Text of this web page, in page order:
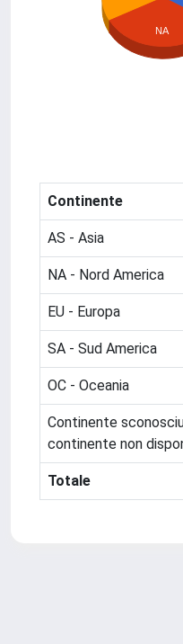
NA
Continente
AS - Asia
NA - Nord America
EU - Europa
SA - Sud America
OC - Oceania
Continente
continente non
Totale